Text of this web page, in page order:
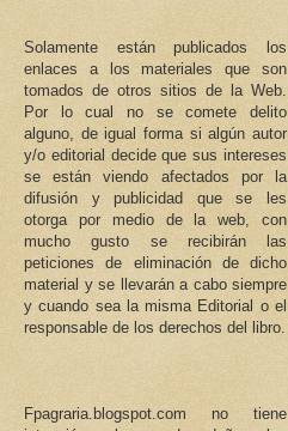
Solamente están publicados los
enlaces a los materiales que son
tomados de otros sitios de la Web.
Por lo cual no se comete delito
alguno, de igual forma si algún autor
y/o editorial decide que sus intereses
se están viendo afectados por la
difusión y publicidad que se les
otorga por medio de la web, con
mucho gusto se recibirán las
peticiones de eliminación de dicho
material y se llevarán a cabo siempre
y cuando sea la misma Editorial o el
responsable de los derechos del libro.
Fpagraria.blogspot.com no tiene